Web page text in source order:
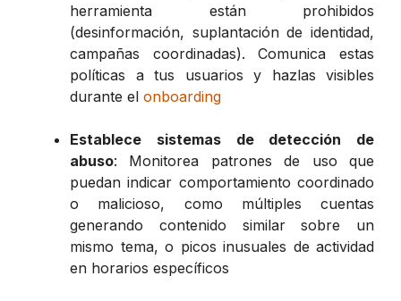
herramienta están prohibidos
(desinformación, suplantación de identidad,
campañas coordinadas). Comunica estas
políticas a tus usuarios y hazlas visibles
durante el onboarding
Establece sistemas de detección de
abuso: Monitorea patrones de uso que
puedan indicar comportamiento coordinado
o malicioso, como múltiples cuentas
generando contenido similar sobre un
mismo tema, o picos inusuales de actividad
en horarios específicos